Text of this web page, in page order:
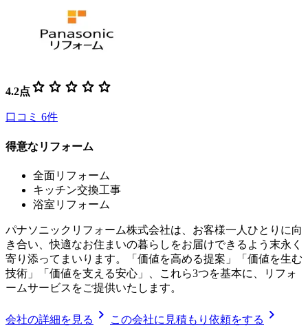
4.2点 star star star star star
口コミ 6件
得意なリフォーム
全面リフォーム
キッチン交換工事
浴室リフォーム
パナソニックリフォーム株式会社は、お客様一人ひとりに向
き合い、快適なお住まいの暮らしをお届けできるよう末永く
寄り添ってまいります。「価値を高める提案」「価値を生む
技術」「価値を支える安心」、これら3つを基本に、リフォ
ームサービスをご提供いたします。
会社の詳細を見る chevron_right この会社に見積もり依頼をする chevron_right